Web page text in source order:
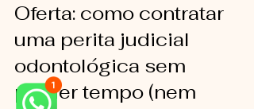
Oferta: como contratar
uma perita judicial
odontológica sem
perder tempo (nem